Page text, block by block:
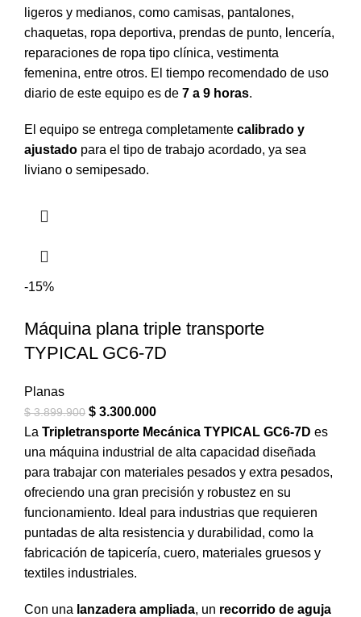
ligeros y medianos, como camisas, pantalones,
chaquetas, ropa deportiva, prendas de punto, lencería,
reparaciones de ropa tipo clínica, vestimenta
femenina, entre otros. El tiempo recomendado de uso
diario de este equipo es de 7 a 9 horas.
El equipo se entrega completamente calibrado y
ajustado para el tipo de trabajo acordado, ya sea
liviano o semipesado.
-15%
Máquina plana triple transporte
TYPICAL GC6-7D
Planas
$3.899.900 $ 3.300.000
La Tripletransporte Mecánica TYPICAL GC6-7D es
una máquina industrial de alta capacidad diseñada
para trabajar con materiales pesados y extra pesados,
ofreciendo una gran precisión y robustez en su
funcionamiento. Ideal para industrias que requieren
puntadas de alta resistencia y durabilidad, como la
fabricación de tapicería, cuero, materiales gruesos y
textiles industriales.
Con una lanzadera ampliada, un recorrido de aguja